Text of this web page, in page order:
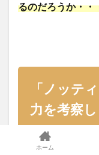
るのだろうか・・
「ノッテ
力を考察
ホーム